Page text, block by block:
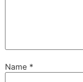
Name *